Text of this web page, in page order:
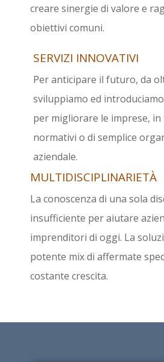
creare sinergie di valore e
obiettivi comuni.
SERVIZI INNOVATIVI
Per anticipare il futuro, da
sviluppiamo ed
per migliorare le imprese,
normativi o di semplice
aziendale.
MULTIDISCIPLINARIETÀ
La conoscenza di una sola
insufficiente per aiutare
imprenditori di oggi. La
potente mix di affermate
costante crescita.